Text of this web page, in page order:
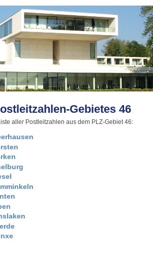
Gebietes 46
aller Postleitzahlen aus dem PLZ-Gebiet 46: